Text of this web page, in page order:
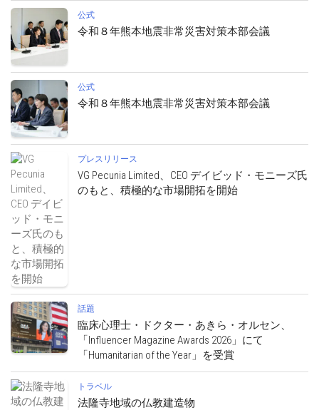
公式
令和８年熊本地震非常災害対策本部会議
公式
令和８年熊本地震非常災害対策本部会議
プレスリリース
VG Pecunia Limited、CEO デイビッド・モニーズ氏
のもと、積極的な市場開拓を開始
話題
臨床心理士・ドクター・あきら・オルセン、
「Influencer Magazine Awards 2026」にて
「Humanitarian of the Year」を受賞
トラベル
法隆寺地域の仏教建造物